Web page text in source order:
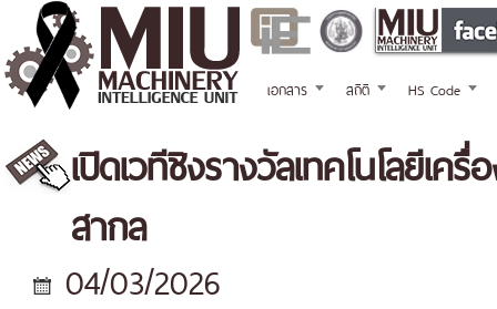
เอกสาร สถิติ HS Code
เปิดเวทีชิงรางวัลเทคโนโลยีเ
สากล
04/03/2026